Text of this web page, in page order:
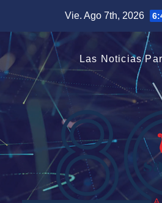
contenido
Vie. Ago 7th, 2026
Las Noticias